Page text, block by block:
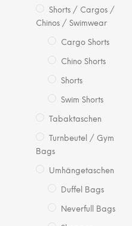
Shorts / Cargos /
Chinos / Swimwear
Cargo Shorts
Chino Shorts
Shorts
Swim Shorts
Tabaktaschen
Turnbeutel / Gym
Bags
Umhängetaschen
Duffel Bags
Neverfull Bags